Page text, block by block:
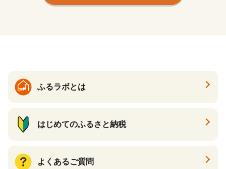
ふるラボとは
はじめてのふるさと納税
よくあるご質問